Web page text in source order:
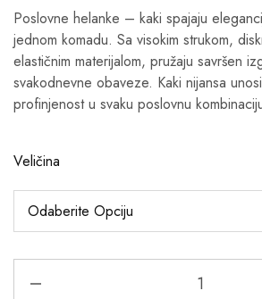
Poslovne helanke – kaki spajaju
jednom komadu. Sa visokim strukom,
elastičnim materijalom, pružaju savršen
svakodnevne obaveze. Kaki nijansa
profinjenost u svaku poslovnu
Veličina